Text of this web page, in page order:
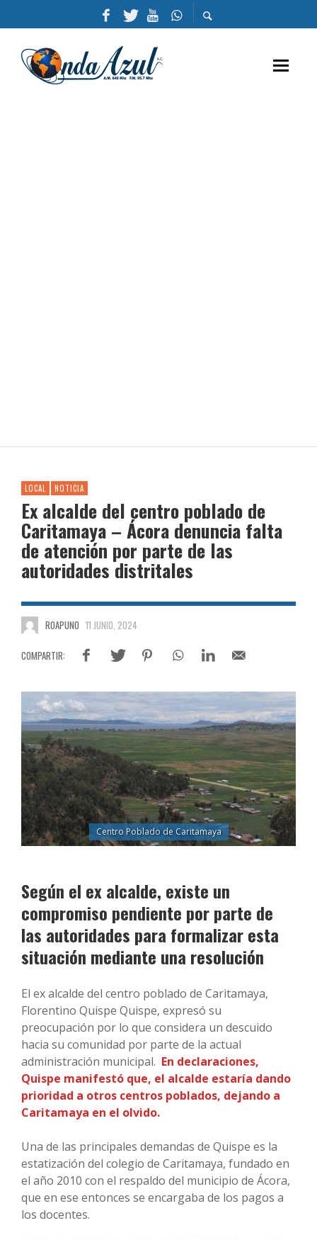
LOCAL NOTICIA
Ex alcalde del centro poblado de
Caritamaya – Ácora denuncia falta
de atención por parte de las
autoridades distritales
ROAPUNO 11 JUNIO, 2024
Centro Poblado de Caritamaya
Según el ex alcalde, existe un
compromiso pendiente por parte de
las autoridades para formalizar esta
situación mediante una resolución
El ex alcalde del centro poblado de Caritamaya,
Florentino Quispe Quispe, expresó su
preocupación por lo que considera un descuido
hacia su comunidad por parte de la actual
administración municipal. En declaraciones,
Quispe manifestó que, el alcalde estaría dando
prioridad a otros centros poblados, dejando a
Caritamaya en el olvido.
Una de las principales demandas de Quispe es la
estatización del colegio de Caritamaya, fundado en
el año 2010 con el respaldo del municipio de Ácora,
que en ese entonces se encargaba de los pagos a
los docentes.